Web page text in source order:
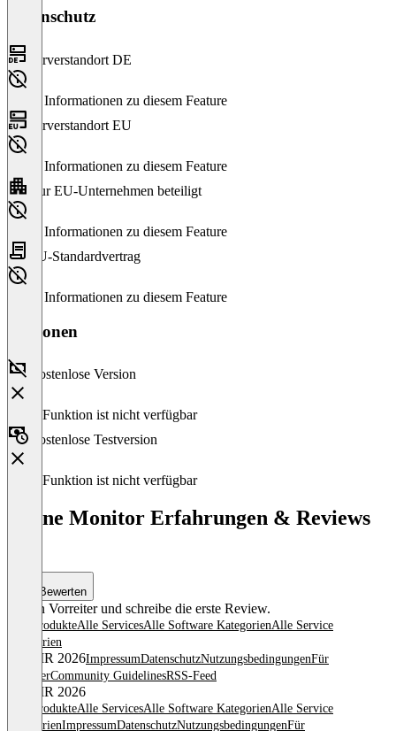
Datenschutz
Serverstandort DE
Keine Informationen zu diesem Feature
Serverstandort EU
Keine Informationen zu diesem Feature
Nur EU-Unternehmen beteiligt
Keine Informationen zu diesem Feature
EU-Standardvertrag
Keine Informationen zu diesem Feature
Versionen
Kostenlose Version
Diese Funktion ist nicht verfügbar
Kostenlose Testversion
Diese Funktion ist nicht verfügbar
Phone Monitor Erfahrungen & Reviews
Bewerten
Sei ein Vorreiter und schreibe die erste Review.
Alle ProdukteAlle ServicesAlle Software KategorienAlle Service
Kategorien
© OMR 2026ImpressumDatenschutzNutzungsbedingungenFür
AnbieterCommunity GuidelinesRSS-Feed
© OMR 2026
Alle ProdukteAlle ServicesAlle Software KategorienAlle Service
KategorienImpressumDatenschutzNutzungsbedingungenFür